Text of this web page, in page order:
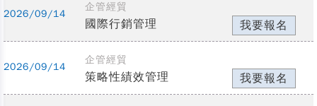
2026/09/14
企管經貿
國際行銷管理 我要報名
2026/09/14
企管經貿
策略性績效管理 我要報名